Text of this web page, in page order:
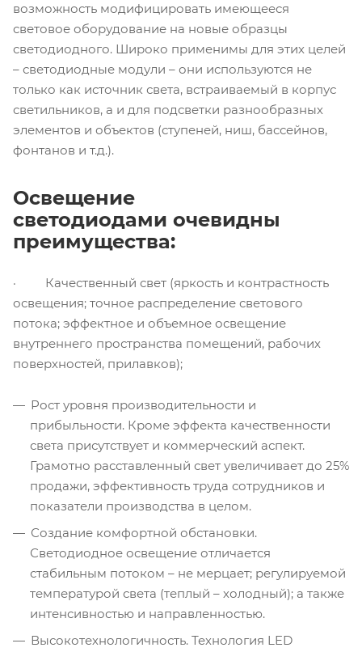
возможность модифицировать имеющееся
световое оборудование на новые образцы
светодиодного. Широко применимы для этих целей
– светодиодные модули – они используются не
только как источник света, встраиваемый в корпус
светильников, а и для подсветки разнообразных
элементов и объектов (ступеней, ниш, бассейнов,
фонтанов и т.д.).
Освещение
светодиодами очевидны
преимущества:
· Качественный свет (яркость и контрастность
освещения; точное распределение светового
потока; эффектное и объемное освещение
внутреннего пространства помещений, рабочих
поверхностей, прилавков);
Рост уровня производительности и
прибыльности. Кроме эффекта качественности
света присутствует и коммерческий аспект.
Грамотно расставленный свет увеличивает до 25%
продажи, эффективность труда сотрудников и
показатели производства в целом.
Создание комфортной обстановки.
Светодиодное освещение отличается
стабильным потоком – не мерцает; регулируемой
температурой света (теплый – холодный); а также
интенсивностью и направленностью.
Высокотехнологичность. Технология LED